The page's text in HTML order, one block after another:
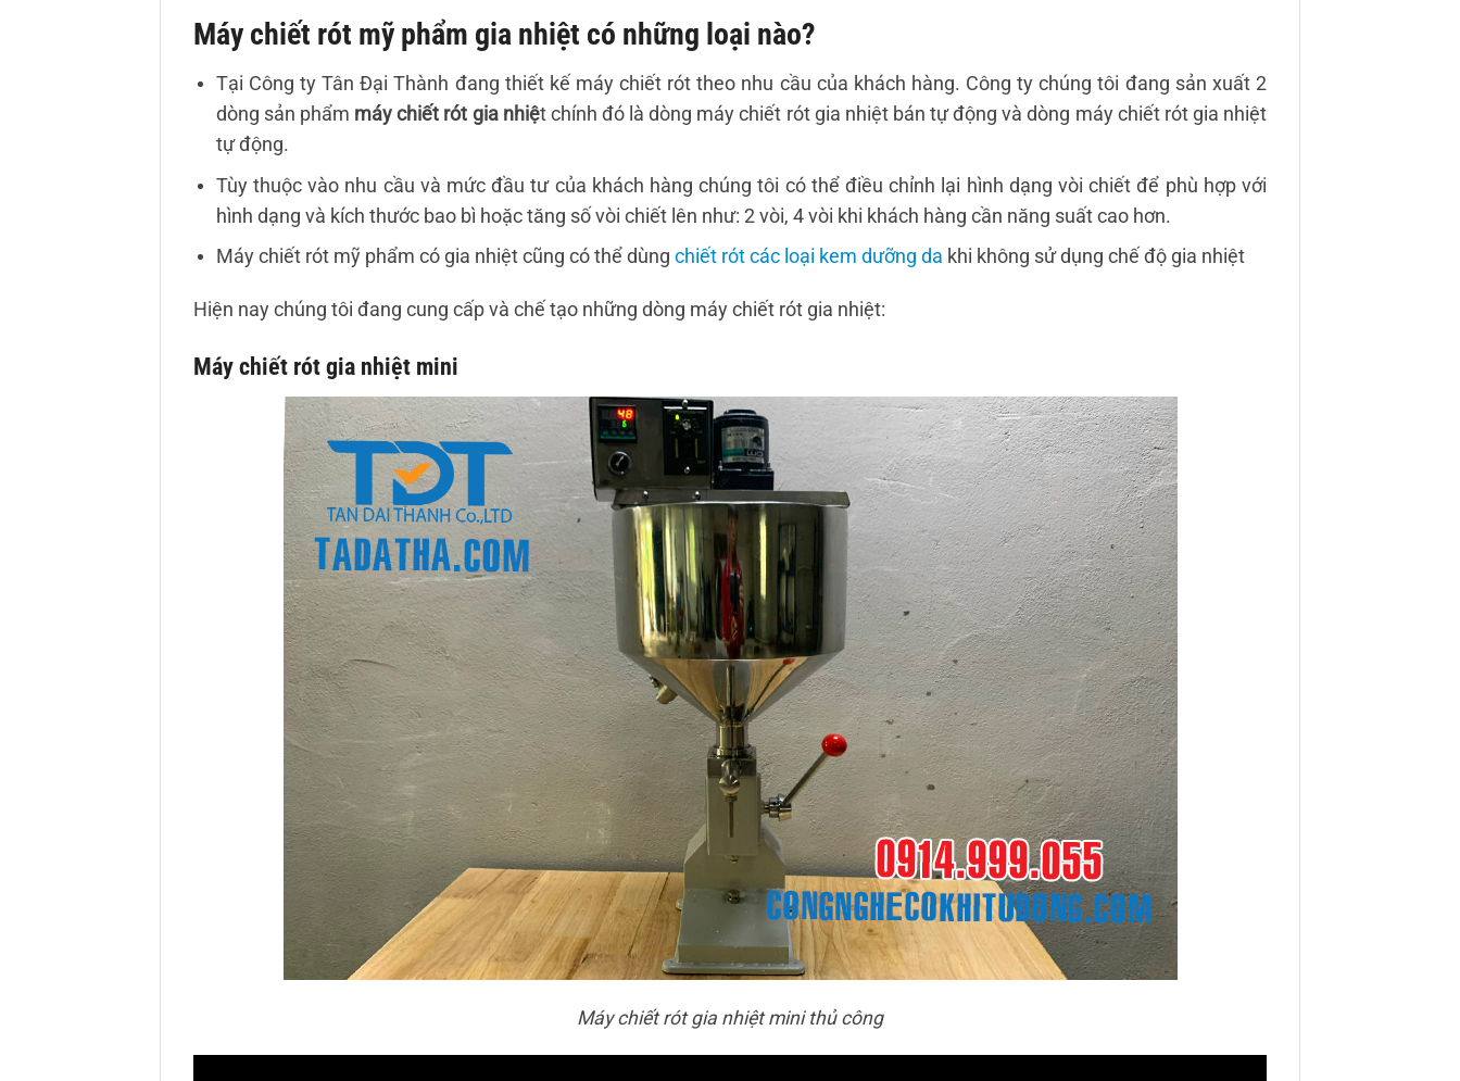
Máy chiết rót mỹ phẩm gia nhiệt có những loại nào?
Tại Công ty Tân Đại Thành đang thiết kế máy chiết rót theo nhu cầu của khách hàng. Công ty chúng tôi đang sản xuất 2
dòng sản phẩm máy chiết rót gia nhiệt chính đó là dòng máy chiết rót gia nhiệt bán tự động và dòng máy chiết rót gia nhiệt
tự động.
Tùy thuộc vào nhu cầu và mức đầu tư của khách hàng chúng tôi có thể điều chỉnh lại hình dạng vòi chiết để phù hợp với
hình dạng và kích thước bao bì hoặc tăng số vòi chiết lên như: 2 vòi, 4 vòi khi khách hàng cần năng suất cao hơn.
Máy chiết rót mỹ phẩm có gia nhiệt cũng có thể dùng chiết rót các loại kem dưỡng da khi không sử dụng chế độ gia nhiệt
Hiện nay chúng tôi đang cung cấp và chế tạo những dòng máy chiết rót gia nhiệt:
Máy chiết rót gia nhiệt mini
Máy chiết rót gia nhiệt mini thủ công